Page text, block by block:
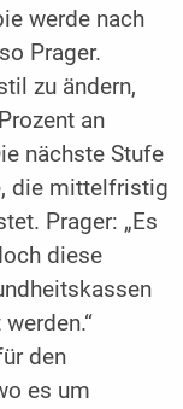
werde nach
Prager.
zu ändern,
an
nächste Stufe
die mittelfristig
Prager: „Es
diese
den
es um